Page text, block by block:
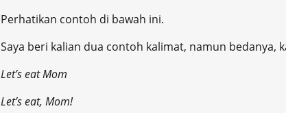
Perhatikan contoh di bawah ini.
Saya beri kalian dua contoh kalimat, namun
Let’s eat Mom
Let’s eat, Mom!